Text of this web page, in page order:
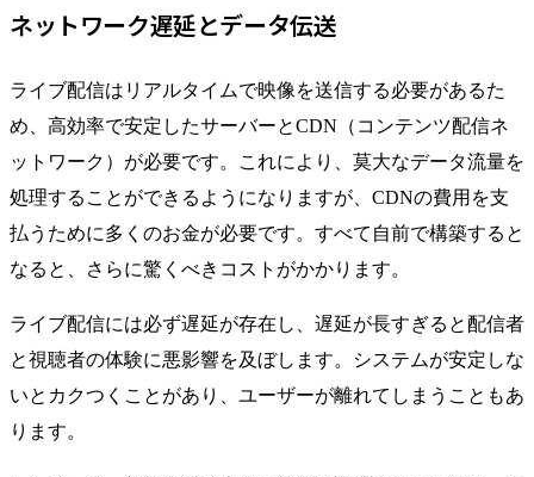
ネットワーク遅延とデータ伝送
ライブ配信はリアルタイムで映像を送信する必要があるた
め、高効率で安定したサーバーとCDN（コンテンツ配信ネ
ットワーク）が必要です。これにより、莫大なデータ流量を
処理することができるようになりますが、CDNの費用を支
払うために多くのお金が必要です。すべて自前で構築すると
なると、さらに驚くべきコストがかかります。
ライブ配信には必ず遅延が存在し、遅延が長すぎると配信者
と視聴者の体験に悪影響を及ぼします。システムが安定しな
いとカクつくことがあり、ユーザーが離れてしまうこともあ
ります。